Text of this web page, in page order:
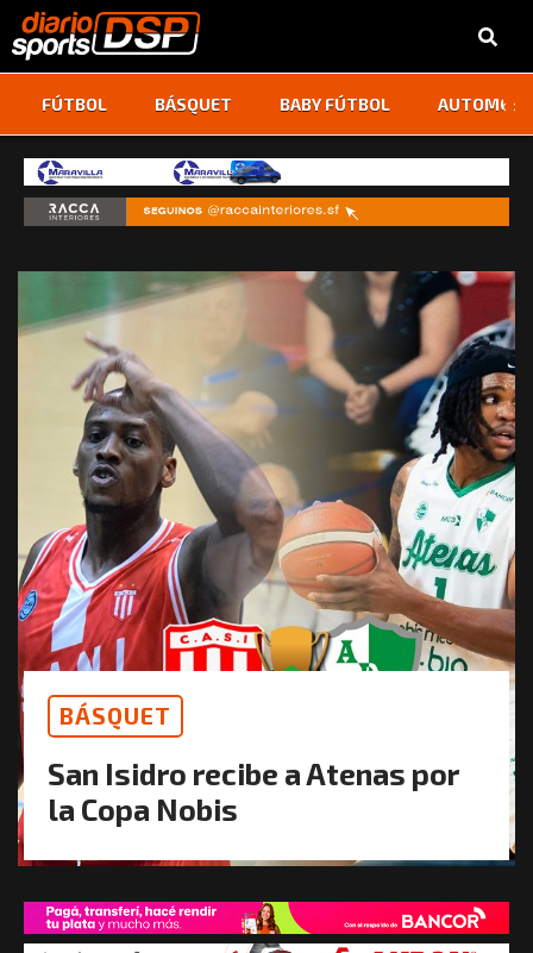
FÚTBOL BÁSQUET BABY FÚTBOL ‹ ›
BÁSQUET
San Isidro recibe a Atenas por
la Copa Nobis